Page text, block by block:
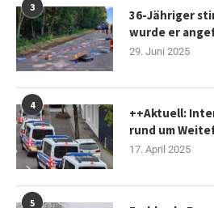
3
36-Jähriger
wurde er
29. Juni 2025
4
++Aktuell:
rund um
17. April 2025
5